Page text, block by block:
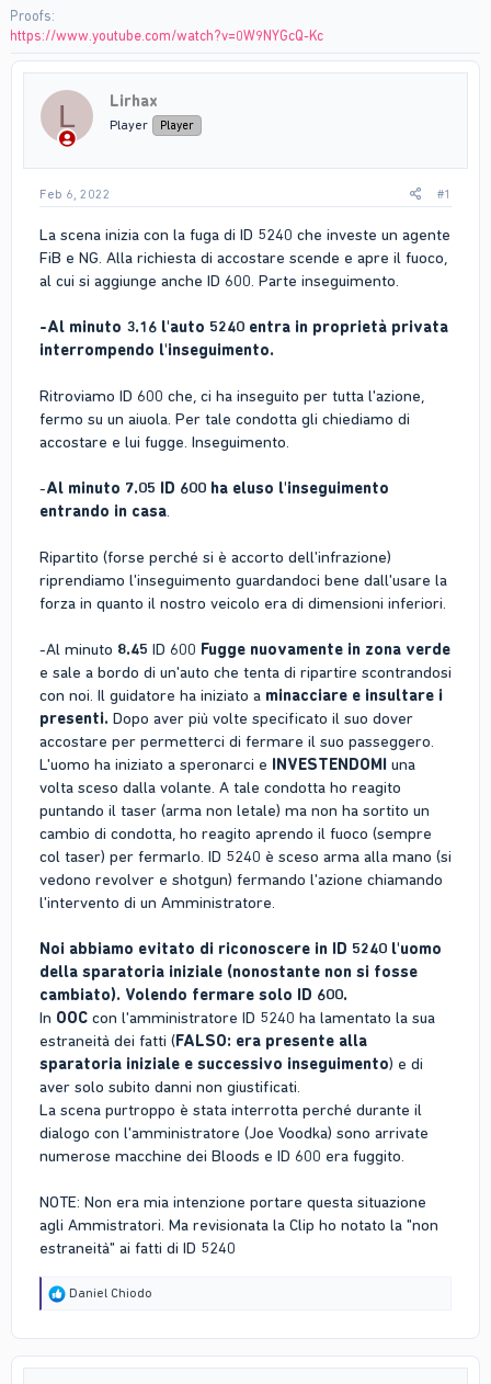
Proofs
https://www.youtube.com/watch?v=0W9NYGcQ-Kc
L Lirhax
Player Player
Feb 6, 2022 #1
La scena inizia con la fuga di ID 5240 che investe un agente
FiB e NG. Alla richiesta di accostare scende e apre il fuoco,
al cui si aggiunge anche ID 600. Parte inseguimento.
-Al minuto 3.16 l'auto 5240 entra in proprietà privata
interrompendo l'inseguimento.
Ritroviamo ID 600 che, ci ha inseguito per tutta l'azione,
fermo su un aiuola. Per tale condotta gli chiediamo di
accostare e lui fugge. Inseguimento.
-Al minuto 7.05 ID 600 ha eluso l'inseguimento
entrando in casa.
Ripartito (forse perché si è accorto dell'infrazione)
riprendiamo l'inseguimento guardandoci bene dall'usare la
forza in quanto il nostro veicolo era di dimensioni inferiori.
-Al minuto 8.45 ID 600 Fugge nuovamente in zona verde
e sale a bordo di un'auto che tenta di ripartire scontrandosi
con noi. Il guidatore ha iniziato a minacciare e insultare i
presenti. Dopo aver più volte specificato il suo dover
accostare per permetterci di fermare il suo passeggero.
L'uomo ha iniziato a speronarci e INVESTENDOMI una
volta sceso dalla volante. A tale condotta ho reagito
puntando il taser (arma non letale) ma non ha sortito un
cambio di condotta, ho reagito aprendo il fuoco (sempre
col taser) per fermarlo. ID 5240 è sceso arma alla mano (si
vedono revolver e shotgun) fermando l'azione chiamando
l'intervento di un Amministratore.
Noi abbiamo evitato di riconoscere in ID 5240 l'uomo
della sparatoria iniziale (nonostante non si fosse
cambiato). Volendo fermare solo ID 600.
In OOC con l'amministratore ID 5240 ha lamentato la sua
estraneità dei fatti (FALSO: era presente alla
sparatoria iniziale e successivo inseguimento) e di
aver solo subito danni non giustificati.
La scena purtroppo è stata interrotta perché durante il
dialogo con l'amministratore (Joe Voodka) sono arrivate
numerose macchine dei Bloods e ID 600 era fuggito.
NOTE: Non era mia intenzione portare questa situazione
agli Ammistratori. Ma revisionata la Clip ho notato la "non
estraneità" ai fatti di ID 5240
R
t
Daniel Chiodo